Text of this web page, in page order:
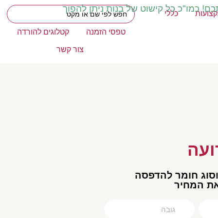
כמו"כ כל קישוט של בנות ניתן להפוך
כללי
טפסי הזמנה קטלוגים להורדה
צור קשר
חומר להדפסה
המחיר